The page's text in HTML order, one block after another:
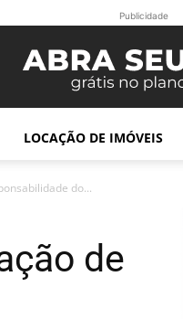
Publicidade
LOCAÇÃO DE IMÓVEIS
do...
de